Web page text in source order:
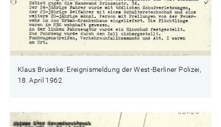
Klaus Brueske: Ereignismeldung der West-Berliner Polizei,
18. April 1962